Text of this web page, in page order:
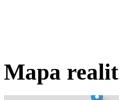
Mapa realit